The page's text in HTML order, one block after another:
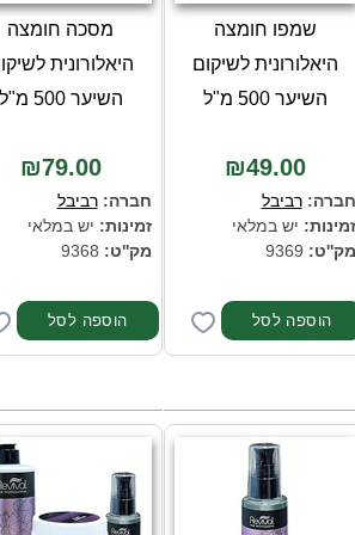
שמפו חומצה
היאלורונית לשיקום
השיער 500 מ"ל
₪49.00
חברה:רביבל
זמינות: יש במלאי
מק''ט:
מסכה חומצה
היאלורונית
השיער 500 מ"ל
₪79.00
חברה:רביבל
זמינות: יש במלאי
מק''ט: